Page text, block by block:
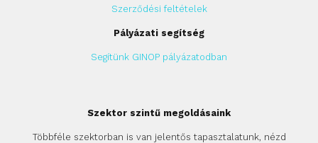
Szerződési feltételek
Pályázati segítség
Segítünk GINOP pályázatodban
Szektor szintű megoldásaink
Többféle szektorban is van jelentős tapasztalatunk, nézd